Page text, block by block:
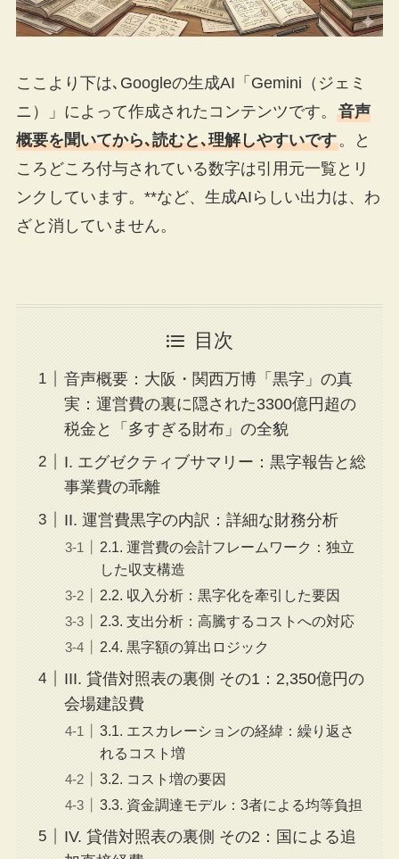
ここより下は､Googleの生成AI「Gemini（ジェミ
ニ）」によって作成されたコンテンツです。 音声
概要を聞いてから､読むと､理解しやすいです。と
ころどころ付与されている数字は引用元一覧とリ
ンクしています。**など、生成AIらしい出力は、わ
ざと消していません。
目次
音声概要：大阪・関西万博「黒字」の真
実：運営費の裏に隠された3300億円超の
税金と「多すぎる財布」の全貌
I. エグゼクティブサマリー：黒字報告と総
事業費の乖離
II. 運営費黒字の内訳：詳細な財務分析
2.1. 運営費の会計フレームワーク：独立
した収支構造
2.2. 収入分析：黒字化を牽引した要因
2.3. 支出分析：高騰するコストへの対応
2.4. 黒字額の算出ロジック
III. 貸借対照表の裏側 その1：2,350億円の
会場建設費
3.1. エスカレーションの経緯：繰り返さ
れるコスト増
3.2. コスト増の要因
3.3. 資金調達モデル：3者による均等負担
IV. 貸借対照表の裏側 その2：国による追